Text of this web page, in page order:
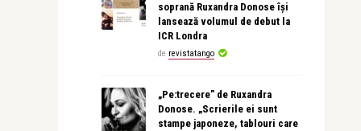
soprană Ruxandra Donose își
lansează volumul de debut la
ICR Londra
de revistatango
„Pe:trecere” de Ruxandra
Donose. „Scrierile ei sunt
stampe japoneze, tablouri care